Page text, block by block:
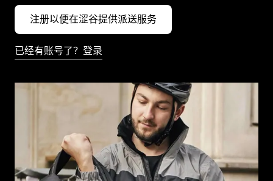
注册以便在涩谷提供派送服务
已经有账号了？登录